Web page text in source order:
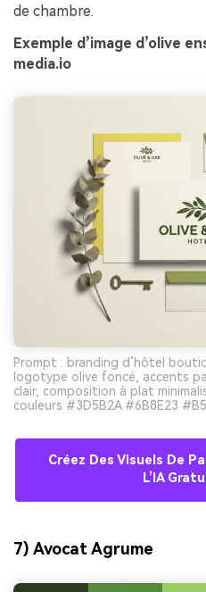
de chambre.
Exemple d’image d’olive
media.io
Prompt : branding d’hôtel
logotype olive foncé, accents
clair, composition à plat
couleurs #3D5B2A #6B8E23
Créez Des Visuels De
L’IA
7) Avocat Agrume